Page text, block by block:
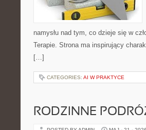
namysłu nad tym, co dzieje się w
Terapie. Strona ma inspirujący
[…]
CATEGORIES: AI W PRAKTYCE
RODZINNE